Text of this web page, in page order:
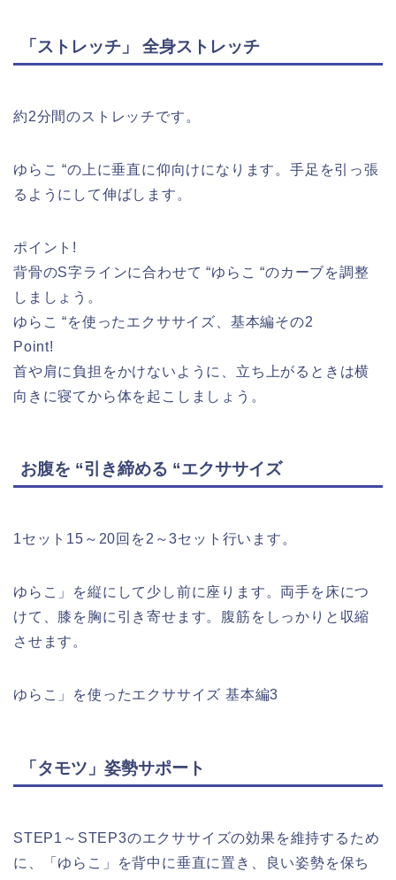
「ストレッチ」 全身ストレッチ
約2分間のストレッチです。
ゆらこ “の上に垂直に仰向けになります。手足を引っ張
るようにして伸ばします。
ポイント!
背骨のS字ラインに合わせて “ゆらこ “のカーブを調整
しましょう。
ゆらこ “を使ったエクササイズ、基本編その2
Point!
首や肩に負担をかけないように、立ち上がるときは横
向きに寝てから体を起こしましょう。
お腹を “引き締める “エクササイズ
1セット15～20回を2～3セット行います。
ゆらこ」を縦にして少し前に座ります。両手を床につ
けて、膝を胸に引き寄せます。腹筋をしっかりと収縮
させます。
ゆらこ」を使ったエクササイズ 基本編3
「タモツ」姿勢サポート
STEP1～STEP3のエクササイズの効果を維持するため
に、「ゆらこ」を背中に垂直に置き、良い姿勢を保ち